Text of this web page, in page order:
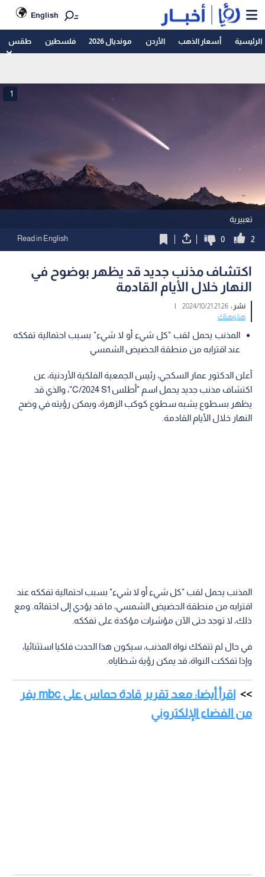
English
الرئيسية أسعار الذهب الأردن مونديال 2026 فلسطين طقس
تعبيرية
1
2
0
Read in English
اكتشاف مذنب جديد قد يظهر بوضوح في
النهار خلال الأيام القادمة
نشر :21:26 2024/10/21
هنا وهناك
المذنب يحمل لقب "كل شيء أو لا شيء" بسبب احتمالية تفككه
عند اقترابه من منطقة الحضيض الشمسي
أعلن الدكتور عمار السكجي، رئيس الجمعية الفلكية الأردنية، عن
اكتشاف مذنب جديد يحمل اسم "أطلس C/2024 S1"، والذي قد
يظهر بسطوع يشبه سطوع كوكب الزهرة، ويمكن رؤيته في وضح
النهار خلال الأيام القادمة.
المذنب يحمل لقب "كل شيء أو لا شيء" بسبب احتمالية تفككه عند
اقترابه من منطقة الحضيض الشمسي، ما قد يؤدي إلى اختفائه. ومع
ذلك، لا توجد حتى الآن مؤشرات مؤكدة على تفككه.
في حال لم تتفكك نواة المذنب، سيكون هذا الحدث فلكيا استثنائيا،
وإذا تفككت النواة، قد يمكن رؤية شظاياه.
اقرأ أيضا: معد تقرير قادة حماس على mbc يفر
من الفضاء الإلكتروني